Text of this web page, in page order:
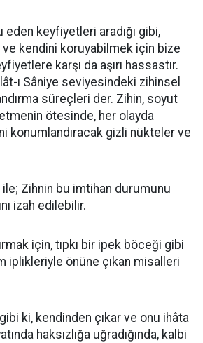
keyfiyetleri aradığı gibi,
kendini koruyabilmek için bize
karşı da aşırı hassastır.
ı Sâniye seviyesindeki zihinsel
süreçleri der. Zihin, soyut
ötesinde, her olayda
konumlandıracak gizli nükteler ve
Zihnin bu imtihan durumunu
izah edilebilir.
için, tıpkı bir ipek böceği gibi
iplikleriyle önüne çıkan misalleri
ki, kendinden çıkar ve onu ihâta
haksızlığa uğradığında, kalbi